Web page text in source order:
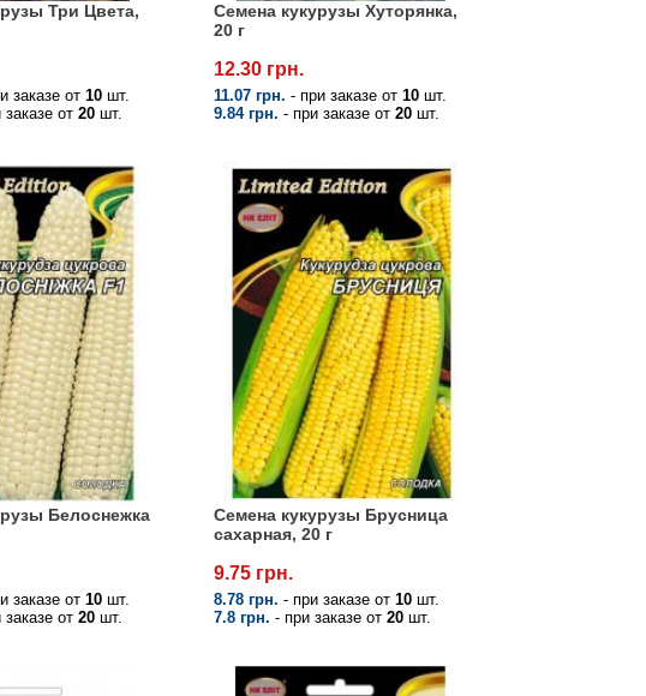
Три Цвета,
заказе от 10шт.
заказе от 20шт.
Семена кукурузы Хуторянка,
20 г
12.30 грн.
11.07 грн. - при заказе от 10шт.
9.84 грн. - при заказе от 20шт.
Белоснежка
заказе от 10шт.
заказе от 20шт.
Семена кукурузы Брусница
сахарная, 20 г
9.75 грн.
8.78 грн. - при заказе от 10шт.
7.8 грн. - при заказе от 20шт.